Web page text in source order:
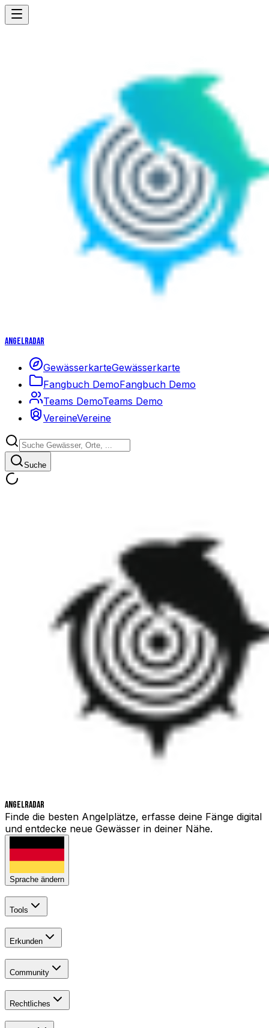
Angelradar
GewässerkarteGewässerkarte
Fangbuch DemoFangbuch Demo
Teams DemoTeams Demo
VereineVereine
Suche
Angelradar
Finde die besten Angelplätze, erfasse deine Fänge digital
und entdecke neue Gewässer in deiner Nähe.
Sprache ändern
Tools
Erkunden
Community
Rechtliches